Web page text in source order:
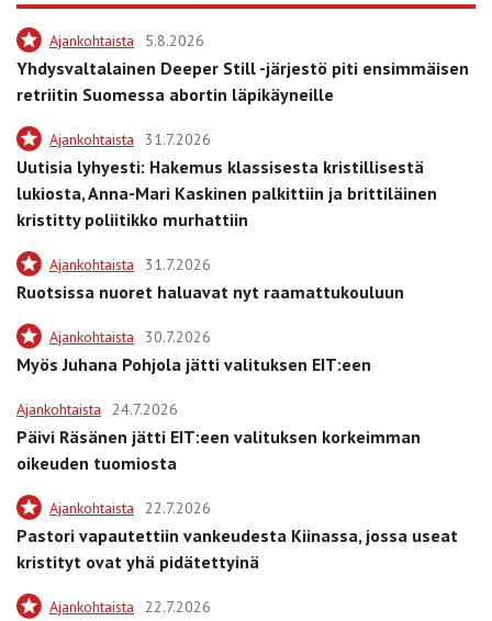
Ajankohtaista 5.8.2026
Yhdysvaltalainen Deeper Still -järjestö piti ensimmäisen
retriitin Suomessa abortin läpikäyneille
Ajankohtaista 31.7.2026
Uutisia lyhyesti: Hakemus klassisesta kristillisestä
lukiosta, Anna-Mari Kaskinen palkittiin ja brittiläinen
kristitty poliitikko murhattiin
Ajankohtaista 31.7.2026
Ruotsissa nuoret haluavat nyt raamattukouluun
Ajankohtaista 30.7.2026
Myös Juhana Pohjola jätti valituksen EIT:een
Ajankohtaista 24.7.2026
Päivi Räsänen jätti EIT:een valituksen korkeimman
oikeuden tuomiosta
Ajankohtaista 22.7.2026
Pastori vapautettiin vankeudesta Kiinassa, jossa useat
kristityt ovat yhä pidätettyinä
Ajankohtaista 22.7.2026